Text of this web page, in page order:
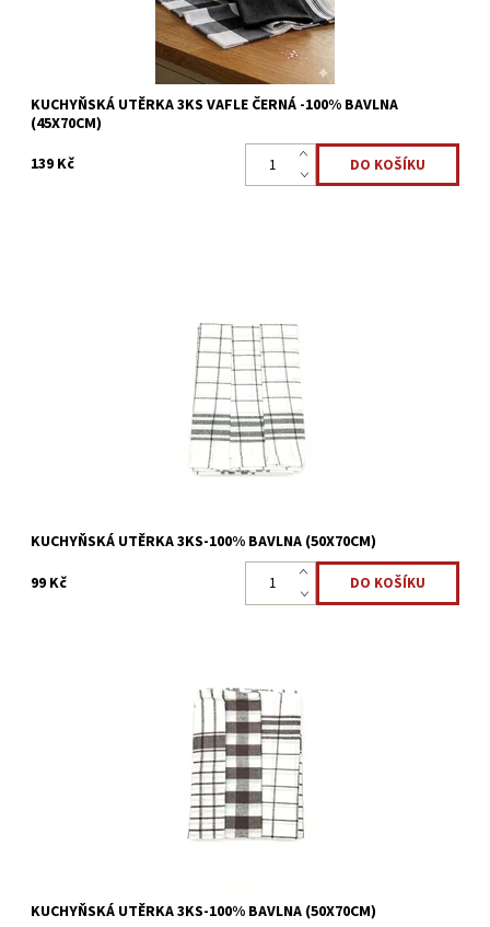
KUCHYŇSKÁ UTĚRKA 3KS VAFLE ČERNÁ -100% BAVLNA
(45X70CM)
139 Kč
Sada kuchyňských utěrek 100% bavlna Rozměr 50x70cm
Skladem >5 ks
KUCHYŇSKÁ UTĚRKA 3KS-100% BAVLNA (50X70CM)
99 Kč
Sada kuchyňských utěrek 100% bavlna Rozměr 50x70cm
Skladem >5 ks
KUCHYŇSKÁ UTĚRKA 3KS-100% BAVLNA (50X70CM)